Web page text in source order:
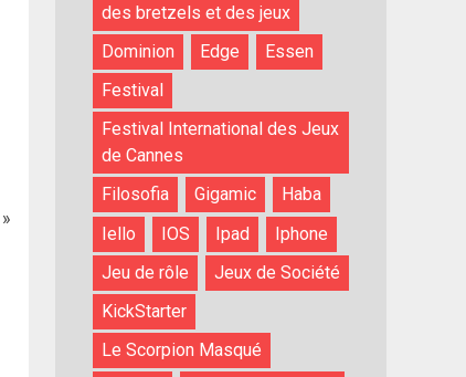
des bretzels et des jeux
Dominion
Edge
Essen
Festival
Festival International des Jeux
de Cannes
Filosofia
Gigamic
Haba
Iello
IOS Ipad
Iphone
Jeu de rôle
Jeux de Société
KickStarter
Le Scorpion Masqué